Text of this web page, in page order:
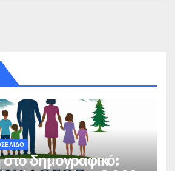
δημογραφικό: